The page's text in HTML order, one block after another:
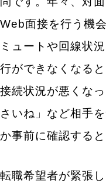
中途採用面接におい
思想・信条・出
質問
尊敬している人物
信仰している宗教
選挙には行きまし
出身地はどちらで
家族構成を教えて
問
Web面接を行う機
ミュートや回線状
行ができなくなる
接続状況が悪くな
さいね」など相手
か事前に確認すると
転職希望者が緊張